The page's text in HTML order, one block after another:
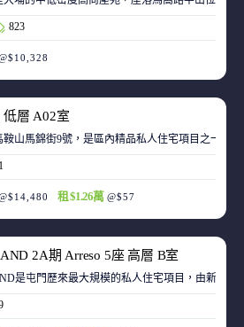
823
低層 A02室
鞍山馬錦街9號，是區內精品私人住宅項目之一，
租 $1.26萬 @$57
2A期 Arreso 5座 高層 B室
是屯門歷來最大規模的私人住宅項目，由新鴻